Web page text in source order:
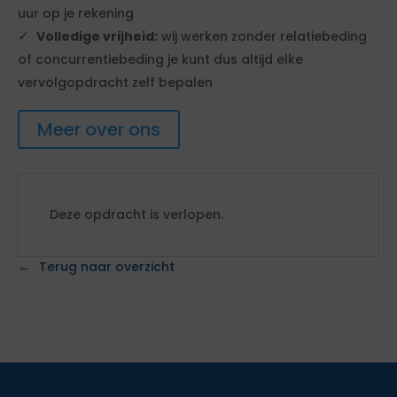
uur op je rekening
Volledige vrijheid: wij werken zonder relatiebeding
of concurrentiebeding je kunt dus altijd elke
vervolgopdracht zelf bepalen
Meer over ons
Deze opdracht is verlopen.
Terug naar overzicht